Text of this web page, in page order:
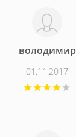
володимир
01.11.2017